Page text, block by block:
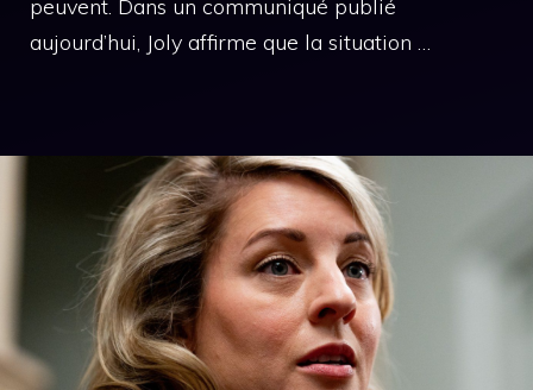
peuvent. Dans un communiqué publié
aujourd’hui, Joly affirme que la situation …